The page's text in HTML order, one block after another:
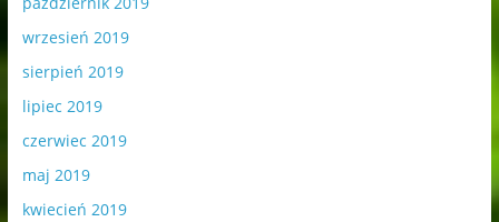
wrzesień 2019
sierpień 2019
lipiec 2019
czerwiec 2019
maj 2019
kwiecień 2019